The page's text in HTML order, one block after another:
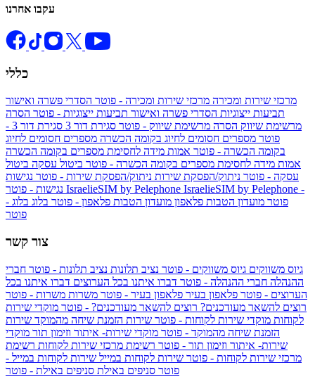
עקבו אחרנו
כללי
מרכזי שירות ומכירה מרכזי שירות ומכירה - פוטר הסדרי פשרה ואישור
תביעות ייצוגיות הסדרי פשרה ואישור תביעות ייצוגיות - פוטר הסרה
מרשימת שיווק הסרה מרשימת שיווק - פוטר סגירת דור 3
סגירת דור 3 -
פוטר מספרים חסומים לחיוג בקומה הכשרה מספרים חסומים לחיוג
בקומה הכשרה - פוטר אמות מידה לחסימת מספרים בקומה הכשרה
אמות מידה לחסימת מספרים בקומה הכשרה - פוטר ביטול עסקה ביטול
עסקה - פוטר ניתוק/הפסקת שירות ניתוק/הפסקת שירות - פוטר נגישות
IsraelieSIM by Pelephone IsraelieSIM by Pelephone -
פוטר מועדון הטבות פלאפון מועדון הטבות פלאפון - פוטר בלוג בלוג -
פוטר
צור קשר
גיוס משווקים גיוס משווקים - פוטר נציב תלונות נציב תלונות - פוטר חברי
ההנהלה חברי ההנהלה - פוטר דברו איתנו בכל הערוצים דברו איתנו בכל
הערוצים - פוטר פלאפון בעיר פלאפון בעיר - פוטר משרות משרות - פוטר
רוצים להשאר מעודכנים? רוצים להשאר מעודכנים? - פוטר מוקדי שירות
לקוחות מוקדי שירות לקוחות - פוטר שירות הזמנת שיחה מהמוקד שירות
הזמנת שיחה מהמוקד - פוטר מוקדי שירות- איתור וזימון תור מוקדי
שירות- איתור וזימון תור - פוטר רשימת מרכזי שירות לקוחות רשימת
מרכזי שירות לקוחות - פוטר שירות לקוחות במייל שירות לקוחות במייל -
פוטר סניפים באילת סניפים באילת - פוטר